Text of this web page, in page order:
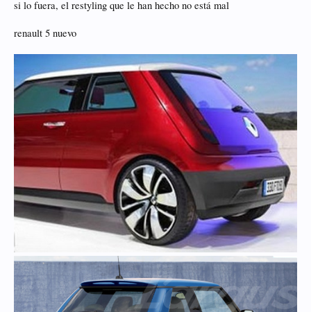
si lo fuera, el restyling que le han hecho no está mal
renault 5 nuevo